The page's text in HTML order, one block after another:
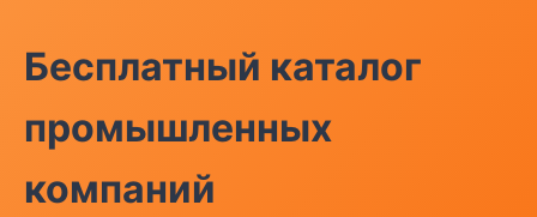
Бесплатный каталог
промышленных
компаний